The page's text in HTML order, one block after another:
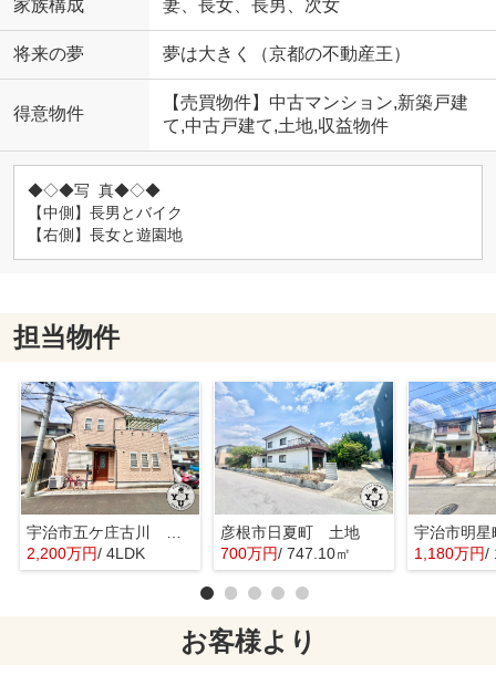
家族構成 妻、長女、長男、次女
将来の夢 夢は大きく（京都の不動産王）
得意物件
【売買物件】中古マンション,新築戸建
て,中古戸建て,土地,収益物件
◆◇◆写 真◆◇◆
【中側】長男とバイク
【右側】長女と遊園地
担当物件
2,200万円/ 4LDK
彦根市日夏町 土地
700万円/ 747.10㎡ 1,180万円/
お客様より